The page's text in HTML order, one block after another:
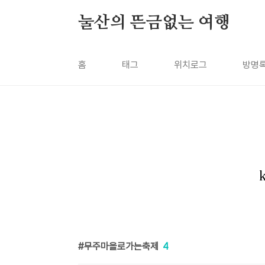
눌산의 뜬금없는 여행
홈 태그 위치로그 방명
무주마을로가는축제 4